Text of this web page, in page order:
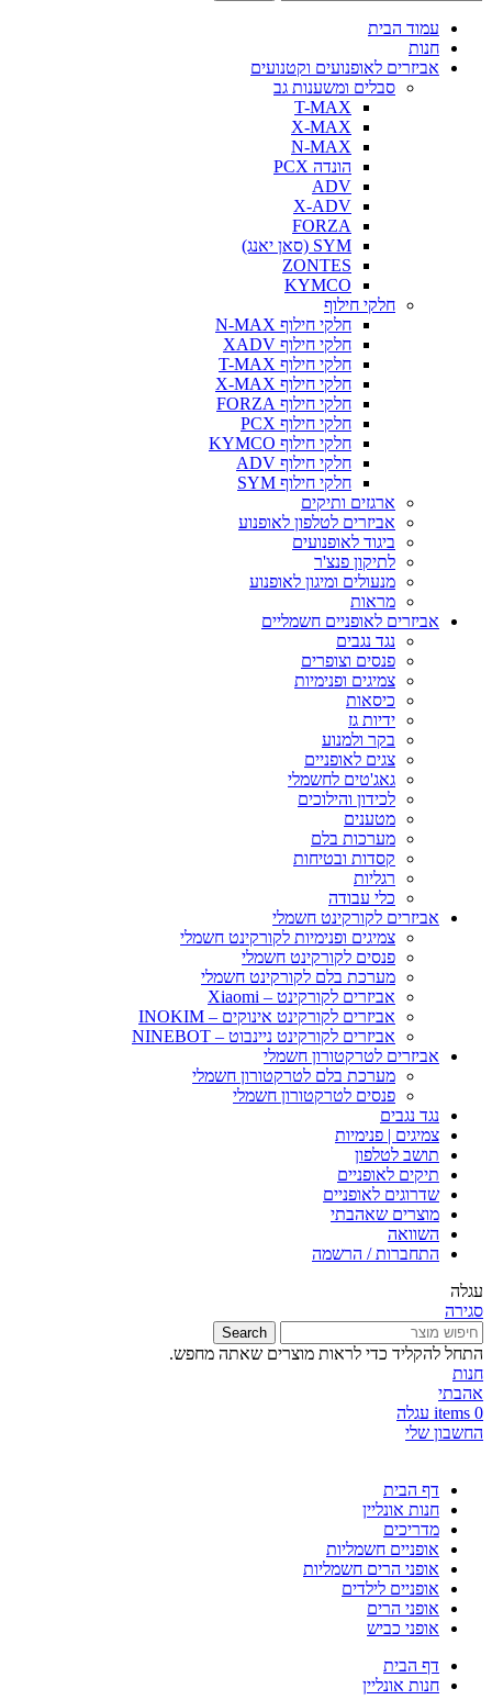
עמוד הבית
חנות
אביזרים לאופנועים וקטנועים
סבלים ומשענות גב
T-MAX
X-MAX
N-MAX
הונדה PCX
ADV
X-ADV
FORZA
SYM (סאן יאנג)
ZONTES
KYMCO
חלקי חילוף
חלקי חילוף N-MAX
חלקי חילוף XADV
חלקי חילוף T-MAX
חלקי חילוף X-MAX
חלקי חילוף FORZA
חלקי חילוף PCX
חלקי חילוף KYMCO
חלקי חילוף ADV
חלקי חילוף SYM
ארגזים ותיקים
אביזרים לטלפון לאופנוע
ביגוד לאופנועים
לתיקון פנצ'ר
מנעולים ומיגון לאופנוע
מראות
אביזרים לאופניים חשמליים
נגד נגבים
פנסים וצופרים
צמיגים ופנימיות
כיסאות
ידיות גז
בקר ולמנוע
צגים לאופניים
גאג'טים לחשמלי
לכידון והילוכים
מטענים
מערכות בלם
קסדות ובטיחות
רגליות
כלי עבודה
אביזרים לקורקינט חשמלי
צמיגים ופנימיות לקורקינט חשמלי
פנסים לקורקינט חשמלי
מערכת בלם לקורקינט חשמלי
אביזרים לקורקינט – Xiaomi
אביזרים לקורקינט אינוקים – INOKIM
אביזרים לקורקינט ניינבוט – NINEBOT
אביזרים לטרקטורון חשמלי
מערכת בלם לטרקטורון חשמלי
פנסים לטרקטורון חשמלי
נגד נגבים
צמיגים | פנימיות
תושב לטלפון
תיקים לאופניים
שדרוגים לאופניים
מוצרים שאהבתי
השוואה
התחברות / הרשמה
עגלה
סגירה
Search
התחל להקליד כדי לראות מוצרים שאתה מחפש.
חנות
אהבתי
0
items עגלה
החשבון שלי
דף הבית
חנות אונליין
מדריכים
אופניים חשמליות
אופני הרים חשמליות
אופניים לילדים
אופני הרים
אופני כביש
דף הבית
חנות אונליין